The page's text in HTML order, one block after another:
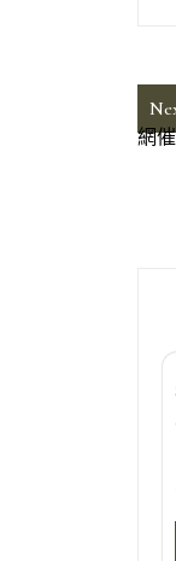
文
章
網